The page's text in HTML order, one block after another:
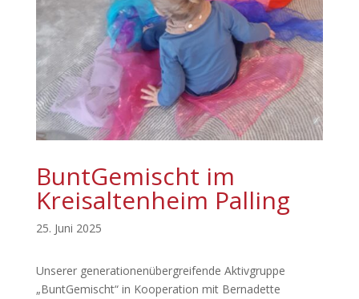
BuntGemischt im
Kreisaltenheim Palling
25. Juni 2025
Unserer generationenübergreifende Aktivgruppe
„BuntGemischt“ in Kooperation mit Bernadette